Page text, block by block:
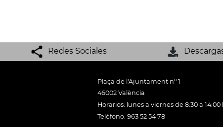
Redes Sociales
Plaça de l'Ajuntament nº 1
46002 València
Horarios: lunes a viernes de 8:30 a 14:00
Teléfono: 963 52 54 78